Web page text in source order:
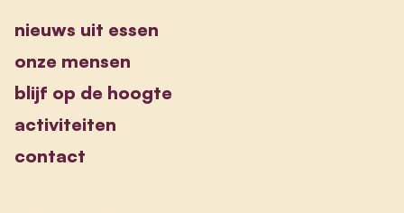
nieuws uit essen
onze mensen
blijf op de hoogte
activiteiten
contact